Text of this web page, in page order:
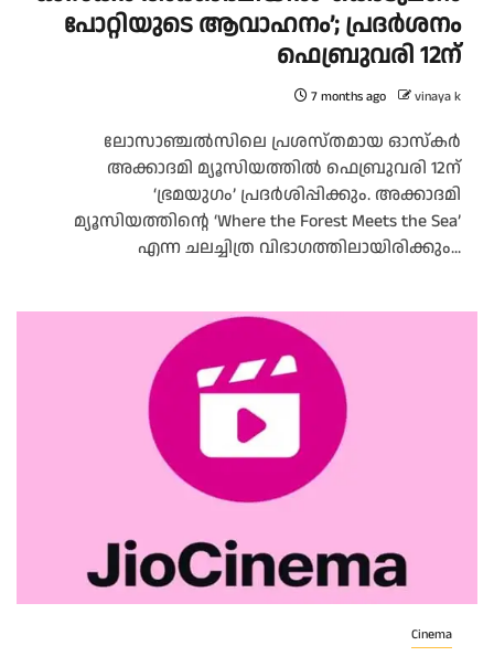
പോറ്റിയുടെ ആവാഹനം’; പ്രദർശനം
ഫെബ്രുവരി 12ന്
7 months ago vinaya k
ലോസാഞ്ചൽസിലെ പ്രശസ്തമായ ഓസ്കർ
അക്കാദമി മ്യൂസിയത്തിൽ ഫെബ്രുവരി 12ന്
‘ഭ്രമയുഗം’ പ്രദർശിപ്പിക്കും. അക്കാദമി
മ്യൂസിയത്തിന്റെ ‘Where the Forest Meets the Sea’
എന്ന ചലച്ചിത്ര വിഭാഗത്തിലായിരിക്കും...
Cinema